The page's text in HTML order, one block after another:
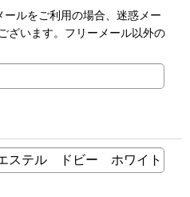
ルをご利用の場合、迷惑メー
ざいます。フリーメール以外の